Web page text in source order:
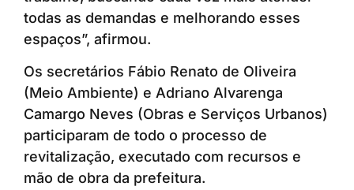
todas as demandas e melhorando esses
espaços”, afirmou.
Os secretários Fábio Renato de Oliveira
(Meio Ambiente) e Adriano Alvarenga
Camargo Neves (Obras e Serviços Urbanos)
participaram de todo o processo de
revitalização, executado com recursos e
mão de obra da prefeitura.